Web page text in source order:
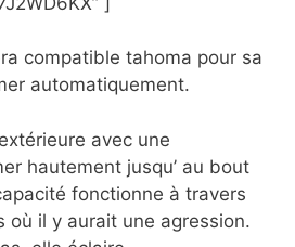
compatible tahoma pour sa
automatiquement.
avec une
hautement jusqu’ au bout
fonctionne à travers
où il y aurait une agression.